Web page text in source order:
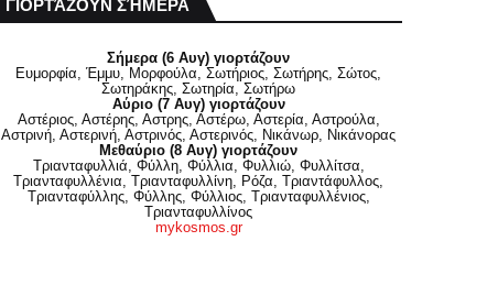
ΓΙΟΡΤΆΖΟΥΝ ΣΉΜΕΡΑ
Σήμερα (6 Αυγ) γιορτάζουν
Ευμορφία, Έμμυ, Μορφούλα, Σωτήριος, Σωτήρης, Σώτος,
Σωτηράκης, Σωτηρία, Σωτήρω
Αύριο (7 Αυγ) γιορτάζουν
Αστέριος, Αστέρης, Αστρης, Αστέρω, Αστερία, Αστρούλα,
Αστρινή, Αστερινή, Αστρινός, Αστερινός, Νικάνωρ, Νικάνορας
Μεθαύριο (8 Αυγ) γιορτάζουν
Τριανταφυλλιά, Φύλλη, Φύλλια, Φυλλιώ, Φυλλίτσα,
Τριανταφυλλένια, Τριανταφυλλίνη, Ρόζα, Τριαντάφυλλος,
Τριανταφύλλης, Φύλλης, Φύλλιος, Τριανταφυλλένιος,
Τριανταφυλλίνος
mykosmos.gr